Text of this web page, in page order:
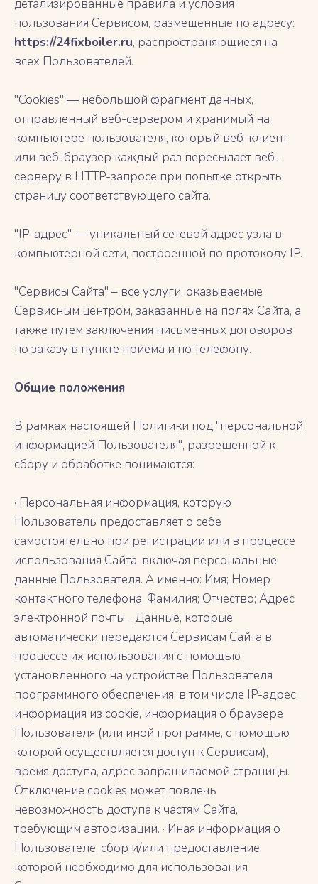
детализированные правила и условия
пользования Сервисом, размещенные по адресу:
https://24fixboiler.ru, распространяющиеся на
всех Пользователей.
"Cookies" — небольшой фрагмент данных,
отправленный веб-сервером и хранимый на
компьютере пользователя, который веб-клиент
или веб-браузер каждый раз пересылает веб-
серверу в HTTP-запросе при попытке открыть
страницу соответствующего сайта.
"IP-адрес" — уникальный сетевой адрес узла в
компьютерной сети, построенной по протоколу IP.
"Сервисы Сайта" – все услуги, оказываемые
Сервисным центром, заказанные на полях Сайта, а
также путем заключения письменных договоров
по заказу в пункте приема и по телефону.
Общие положения
В рамках настоящей Политики под "персональной
информацией Пользователя", разрешённой к
сбору и обработке понимаются:
· Персональная информация, которую
Пользователь предоставляет о себе
самостоятельно при регистрации или в процессе
использования Сайта, включая персональные
данные Пользователя. А именно: Имя; Номер
контактного телефона. Фамилия; Отчество; Адрес
электронной почты. · Данные, которые
автоматически передаются Сервисам Сайта в
процессе их использования с помощью
установленного на устройстве Пользователя
программного обеспечения, в том числе IP-адрес,
информация из cookie, информация о браузере
Пользователя (или иной программе, с помощью
которой осуществляется доступ к Сервисам),
время доступа, адрес запрашиваемой страницы.
Отключение cookies может повлечь
невозможность доступа к частям Сайта,
требующим авторизации. · Иная информация о
Пользователе, сбор и/или предоставление
которой необходимо для использования